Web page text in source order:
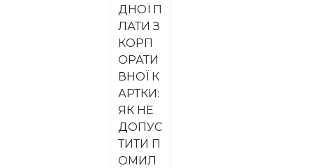
ДНОЇ П
ЛАТИ З
КОРП
ОРАТИ
ВНОЇ К
АРТКИ:
ЯК НЕ
ДОПУС
ТИТИ П
ОМИЛ